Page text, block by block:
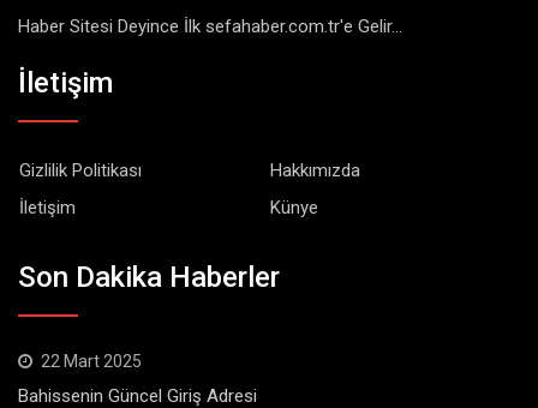
Haber Sitesi Deyince İlk sefahaber.com.tr'e Gelir...
İletişim
Gizlilik Politikası
Hakkımızda
İletişim
Künye
Son Dakika Haberler
22 Mart 2025
Bahissenin Güncel Giriş Adresi